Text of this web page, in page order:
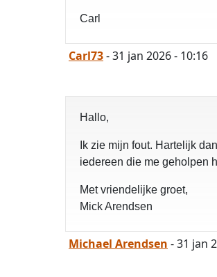
Carl
Carl73- 31 jan 2026 - 10:16
Hallo,
Ik zie mijn fout. Hartelijk
iedereen die me geholpen
Met vriendelijke groet,
Mick Arendsen
Michael Arendsen - 31 jan